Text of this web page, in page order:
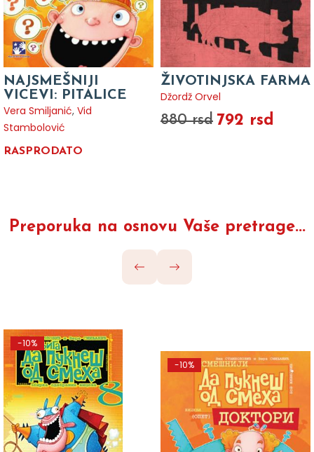
NAJSMEŠNIJI
VICEVI: PITALICE
Vera Smiljanić, Vid
Stambolović
RASPRODATO
ŽIVOTINJSKA FARMA
Džordž Orvel
880 rsd 792 rsd
Preporuka na osnovu Vaše pretrage...
-10%
-10%